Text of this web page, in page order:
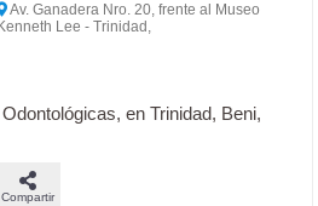
Av. Ganadera Nro. 20, frente al Museo
Kenneth Lee - Trinidad,
en Trinidad, Beni,
Compartir